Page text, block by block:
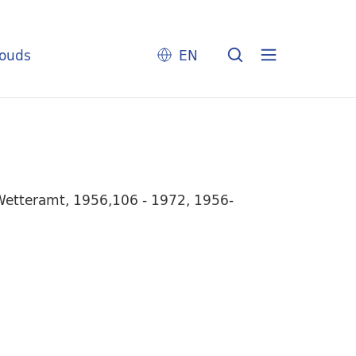
EN
1956,106 - 1972, 1956-